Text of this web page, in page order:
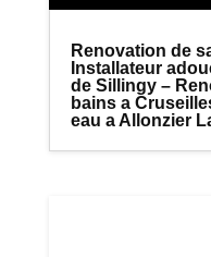
Renovation de
Installateur
de Sillingy –
bains a
eau a Allonzier